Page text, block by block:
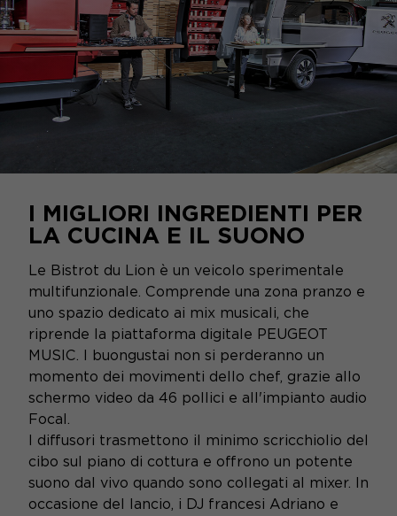
I MIGLIORI INGREDIENTI PER
LA CUCINA E IL SUONO
Le Bistrot du Lion è un veicolo sperimentale
multifunzionale. Comprende una zona pranzo e
uno spazio dedicato ai mix musicali, che
riprende la piattaforma digitale PEUGEOT
MUSIC. I buongustai non si perderanno un
momento dei movimenti dello chef, grazie allo
schermo video da 46 pollici e all'impianto audio
Focal.
I diffusori trasmettono il minimo scricchiolio del
cibo sul piano di cottura e offrono un potente
suono dal vivo quando sono collegati al mixer. In
occasione del lancio, i DJ francesi Adriano e